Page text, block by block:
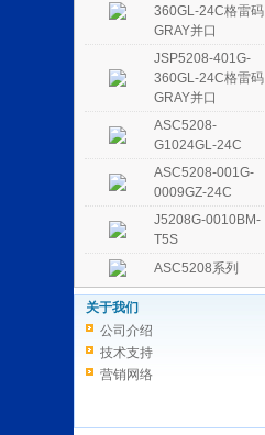
360GL-24C格雷码
GRAY并口
JSP5208-401G-
360GL-24C格雷码
GRAY并口
ASC5208-
G1024GL-24C
ASC5208-001G-
0009GZ-24C
J5208G-0010BM-
T5S
ASC5208系列
关于我们
公司介绍
技术支持
营销网络